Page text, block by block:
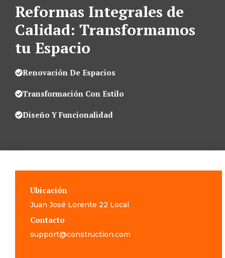
Reformas Integrales de
Calidad: Transformamos
tu Espacio
Renovación De Espacios
Transformación Con Estilo
Diseño Y Funcionalidad
Ubicación
Juan José Lorente 22 Local
Contacto
support@construction.com